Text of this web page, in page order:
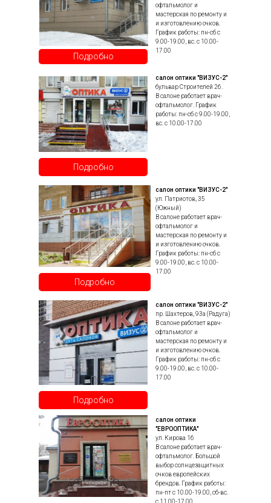
офтальмолог и
мастерская по ремонту и
и изготовлению очков.
График работы: пн-сб с
9.00-19.00, вс. с 10.00-
17.00
салон оптики "ВИЗУС-2"
бульвар Строителей 26.
В салоне работает врач-
офтальмолог. График
работы: пн-сб с 9.00-19.00,
вс. с 10.00-17.00
салон оптики "ВИЗУС-2"
ул. Патриотов, 35
(Южный)
В салоне работает врач-
офтальмолог и
мастерская по ремонту и
и изготовлению очков.
График работы: пн-сб с
9.00-19.00, вс. с 10.00-
17.00
салон оптики "ВИЗУС-2"
пр. Шахтеров, 93а (Радуга)
В салоне работает врач-
офтальмолог и
мастерская по ремонту и
и изготовлению очков.
График работы: пн-сб с
9.00-19.00, вс. с 10.00-
17.00
салон оптики
"ЕВРООПТИКА"
ул. Кирова 16
В салоне работает врач-
офтальмолог. Большой
выбор солнцезащитных
очков европейских
брендов. График работы:
пн-пт с 10.00-19.00, сб-вс.
с 11.00-17.00
Подробно
Подробно
Подробно
Подробно